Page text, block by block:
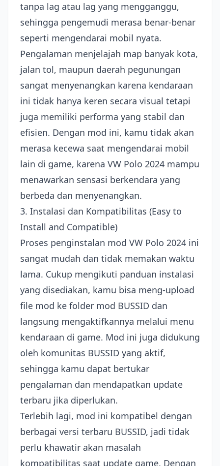
tanpa lag atau lag yang mengganggu,
sehingga pengemudi merasa benar-benar
seperti mengendarai mobil nyata.
Pengalaman menjelajah map banyak kota,
jalan tol, maupun daerah pegunungan
sangat menyenangkan karena kendaraan
ini tidak hanya keren secara visual tetapi
juga memiliki performa yang stabil dan
efisien. Dengan mod ini, kamu tidak akan
merasa kecewa saat mengendarai mobil
lain di game, karena VW Polo 2024 mampu
menawarkan sensasi berkendara yang
berbeda dan menyenangkan.
3. Instalasi dan Kompatibilitas (Easy to
Install and Compatible)
Proses penginstalan mod VW Polo 2024 ini
sangat mudah dan tidak memakan waktu
lama. Cukup mengikuti panduan instalasi
yang disediakan, kamu bisa meng-upload
file mod ke folder mod BUSSID dan
langsung mengaktifkannya melalui menu
kendaraan di game. Mod ini juga didukung
oleh komunitas BUSSID yang aktif,
sehingga kamu dapat bertukar
pengalaman dan mendapatkan update
terbaru jika diperlukan.
Terlebih lagi, mod ini kompatibel dengan
berbagai versi terbaru BUSSID, jadi tidak
perlu khawatir akan masalah
kompatibilitas saat update game. Dengan